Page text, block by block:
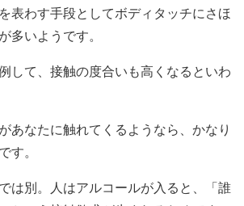
表わす手段としてボディタッチにさほ
多いようです。
して、接触の度合いも高くなるといわ
あなたに触れてくるようなら、かなり
す。
は別。人はアルコールが入ると、「誰